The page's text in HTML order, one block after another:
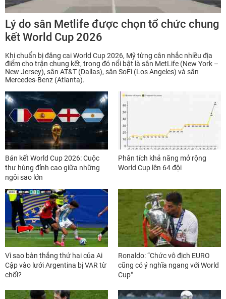
Lý do sân Metlife được chọn tổ chức chung
kết World Cup 2026
Khi chuẩn bị đăng cai World Cup 2026, Mỹ từng cân nhắc nhiều địa
điểm cho trận chung kết, trong đó nổi bật là sân MetLife (New York –
New Jersey), sân AT&T (Dallas), sân SoFi (Los Angeles) và sân
Mercedes-Benz (Atlanta).
Bán kết World Cup 2026: Cuộc
thư hùng đỉnh cao giữa những
ngôi sao lớn
Phân tích khả năng mở rộng
World Cup lên 64 đội
Vì sao bàn thắng thứ hai của Ai
Cập vào lưới Argentina bị VAR từ
chối?
Ronaldo: “Chức vô địch EURO
cũng có ý nghĩa ngang với World
Cup"